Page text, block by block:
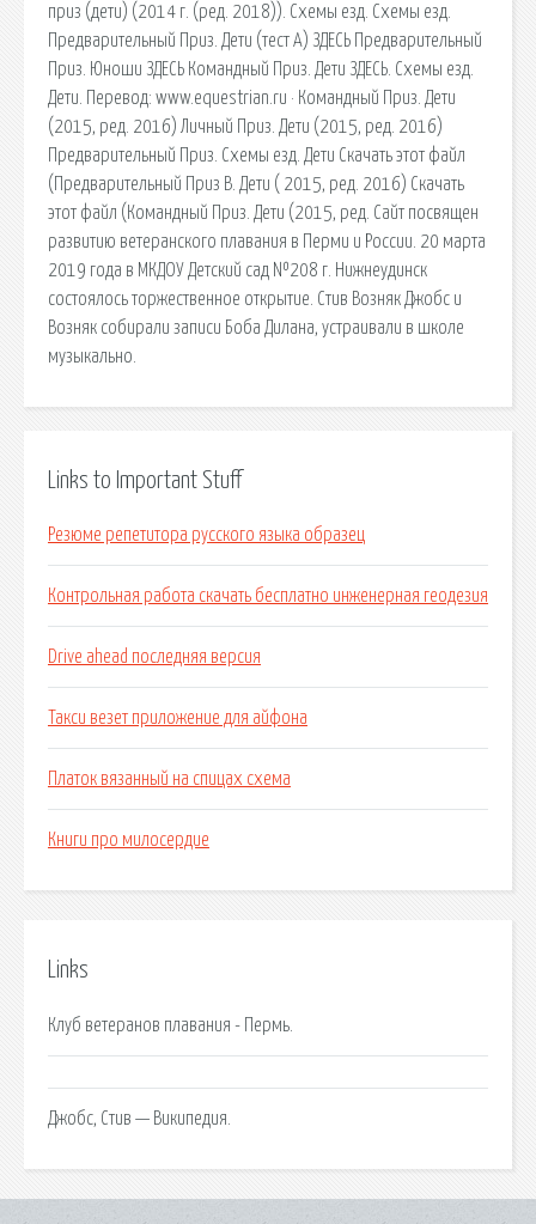
приз (дети) (2014 г. (ред. 2018)). Схемы езд. Схемы езд.
Предварительный Приз. Дети (тест А) ЗДЕСЬ Предварительный
Приз. Юноши ЗДЕСЬ Командный Приз. Дети ЗДЕСЬ. Схемы езд.
Дети. Перевод: www.equestrian.ru · Командный Приз. Дети
(2015, ред. 2016) Личный Приз. Дети (2015, ред. 2016)
Предварительный Приз. Схемы езд. Дети Скачать этот файл
(Предварительный Приз В. Дети ( 2015, ред. 2016) Скачать
этот файл (Командный Приз. Дети (2015, ред. Сайт посвящен
развитию ветеранского плавания в Перми и России. 20 марта
2019 года в МКДОУ Детский сад №208 г. Нижнеудинск
состоялось торжественное открытие. Стив Возняк Джобс и
Возняк собирали записи Боба Дилана, устраивали в школе
музыкально.
Links to Important Stuff
Резюме репетитора русского языка образец
Контрольная работа скачать бесплатно инженерная геодезия
Drive ahead последняя версия
Такси везет приложение для айфона
Платок вязанный на спицах схема
Книги про милосердие
Links
Клуб ветеранов плавания - Пермь.
Джобс, Стив — Википедия.